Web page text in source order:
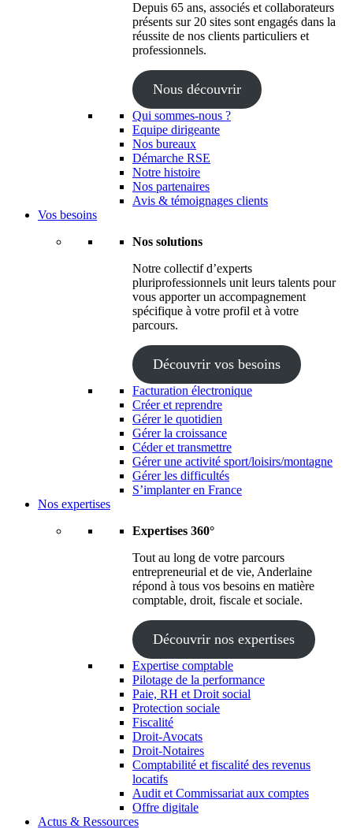
Depuis 65 ans, associés et collaborateurs
présents sur 20 sites sont engagés dans la
réussite de nos clients particuliers et
professionnels.
Nous découvrir
Qui sommes-nous ?
Equipe dirigeante
Nos bureaux
Démarche RSE
Notre histoire
Nos partenaires
Avis & témoignages clients
Vos besoins
Nos solutions
Notre collectif d’experts
pluriprofessionnels unit leurs talents pour
vous apporter un accompagnement
spécifique à votre profil et à votre
parcours.
Découvrir vos besoins
Facturation électronique
Créer et reprendre
Gérer le quotidien
Gérer la croissance
Céder et transmettre
Gérer une activité sport/loisirs/montagne
Gérer les difficultés
S’implanter en France
Nos expertises
Expertises 360°
Tout au long de votre parcours
entrepreneurial et de vie, Anderlaine
répond à tous vos besoins en matière
comptable, droit, fiscale et sociale.
Découvrir nos expertises
Expertise comptable
Pilotage de la performance
Paie, RH et Droit social
Protection sociale
Fiscalité
Droit-Avocats
Droit-Notaires
Comptabilité et fiscalité des revenus
locatifs
Audit et Commissariat aux comptes
Offre digitale
Actus & Ressources